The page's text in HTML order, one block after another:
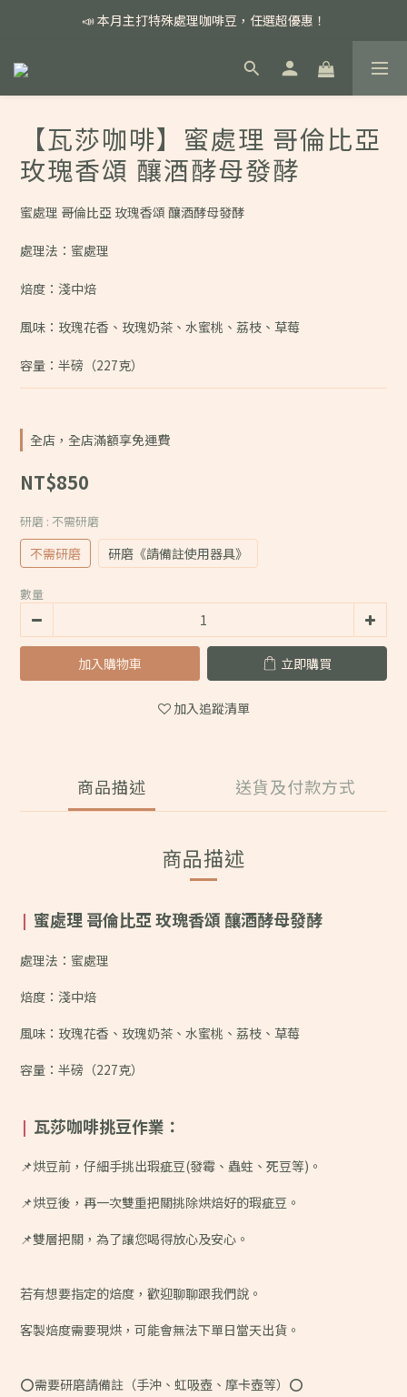
📣 本月主打特殊處理咖啡豆，任選超優惠！
📣 本月主打特殊處理咖啡豆，任選超優惠！
🏅我們堅持新鮮手選豆，用心看得見！
📣 📣 新加入會員即享百元購物金，消費滿額再享免運費！
📣 本月主打特殊處理咖啡豆，任選超優惠！
【瓦莎咖啡】蜜處理 哥倫比亞
玫瑰香頌 釀酒酵母發酵
蜜處理 哥倫比亞 玫瑰香頌 釀酒酵母發酵
處理法：蜜處理
焙度：淺中焙
風味：玫瑰花香、玫瑰奶茶、水蜜桃、荔枝、草莓
容量：半磅（227克）
全店，全店滿額享免運費
NT$850
研磨 : 不需研磨
不需研磨 研磨《請備註使用器具》
數量
加入購物車 立即購買
加入追蹤清單
商品描述 送貨及付款方式
商品描述
| 蜜處理 哥倫比亞 玫瑰香頌 釀酒酵母發酵
處理法：蜜處理
焙度：淺中焙
風味： 玫瑰花香、玫瑰奶茶、水蜜桃、荔枝、草莓
容量：半磅（227克）
| 瓦莎咖啡挑豆作業：
📌烘豆前，仔細手挑出瑕疵豆(發霉、蟲蛀、死豆等)。
📌烘豆後，再一次雙重把關挑除烘焙好的瑕疵豆。
📌雙層把關，為了讓您喝得放心及安心。
若有想要指定的焙度，歡迎聊聊跟我們說。
客製焙度需要現烘，可能會無法下單日當天出貨。
⭕️需要研磨請備註（手沖、虹吸壺、摩卡壺等）⭕️